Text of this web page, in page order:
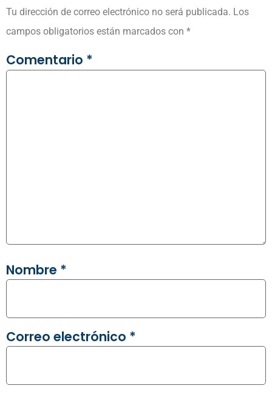
Tu dirección de correo electrónico no será publicada. Los
campos obligatorios están marcados con *
Comentario *
Nombre *
Correo electrónico *